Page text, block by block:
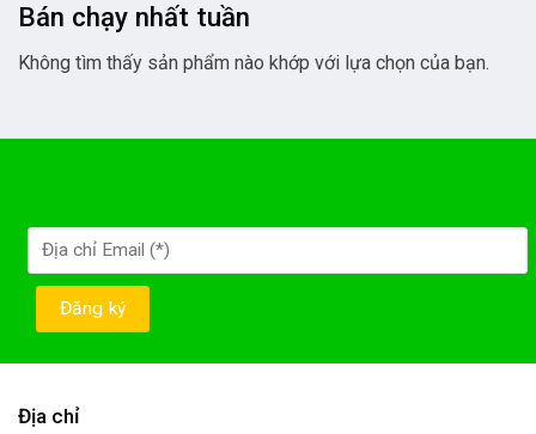
Bán chạy nhất tuần
Không tìm thấy sản phẩm nào khớp với lựa chọn của bạn.
Địa chỉ